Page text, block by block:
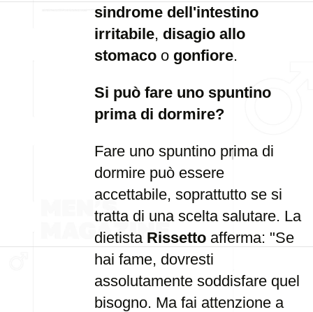
sindrome dell'intestino
irritabile, disagio allo
stomaco o gonfiore.
Si può fare uno spuntino
prima di dormire?
Fare uno spuntino prima di
dormire può essere
accettabile, soprattutto se si
tratta di una scelta salutare. La
dietista Rissetto afferma: "Se
hai fame, dovresti
assolutamente soddisfare quel
bisogno. Ma fai attenzione a